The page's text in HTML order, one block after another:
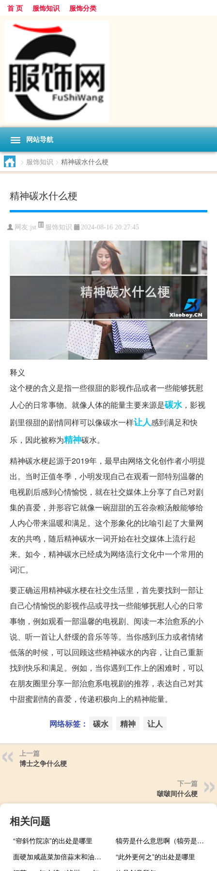
首 页 服饰知识 服饰分类
网站导航
> 服饰知识 > 精神碳水什么梗
精神碳水什么梗
网友:jst 服饰知识 2024-08-16 20:27:45
释义
这个梗的含义是指一些很甜的影视作品或者一些能够抚慰
人心的日常事物。就像人体的能量主要来源是碳水，影视
剧里很甜的剧情同样可以像碳水一样让人感到满足和快
乐，因此被称为精神碳水。
精神碳水梗起源于2019年，最早由网络文化创作者小明提
出。当时正值冬季，小明发现自己在观看一部特别温馨的
电视剧后感到心情愉悦，就在社交媒体上分享了自己对剧
集的喜爱，并形容它就像一碗甜甜的五谷杂粮汤般能够给
人内心带来温暖和满足。这个形象化的比喻引起了大量网
友的共鸣，随后精神碳水一词开始在社交媒体上流行起
来。如今，精神碳水已经成为网络流行文化中一个常用的
词汇。
要正确运用精神碳水梗在社交生活里，首先要找到一部让
自己心情愉悦的影视作品或寻找一些能够抚慰人心的日常
事物，例如观看一部温馨的电视剧、阅读一本治愈系的小
说、听一首让人舒缓的音乐等等。当你感到压力或者情绪
低落的时候，可以回顾这些精神碳水的内容，让自己重新
找到快乐和满足。例如，当你遇到工作上的困难时，可以
在朋友圈里分享一部治愈系电视剧的推荐，表达自己对其
中甜蜜剧情的喜爱，传递积极向上的精神能量。
网络标签： 碳水 精神 让人
上一篇
博士之争什么梗
下一篇
啵啵间什么梗
相关问题
“帘斜竹院凉”的出处是哪里
犒劳是什么意思啊（犒劳是什么意思）
面硬加咸蔬菜加倍蒜末和油多多什么梗
“此外更何之”的出处是哪里